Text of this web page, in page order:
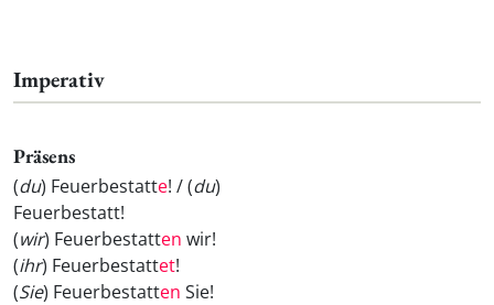
Imperativ
Präsens
(du) Feuerbestatte! / (du)
Feuerbestatt!
(wir) Feuerbestatten wir!
(ihr) Feuerbestattet!
(Sie) Feuerbestatten Sie!